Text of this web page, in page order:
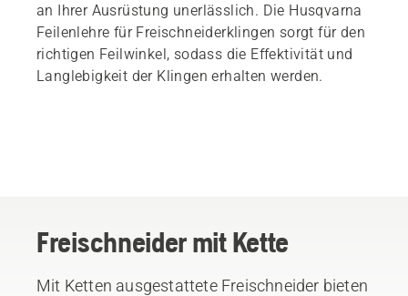
an Ihrer Ausrüstung unerlässlich. Die Husqvarna
Feilenlehre für Freischneiderklingen sorgt für den
richtigen Feilwinkel, sodass die Effektivität und
Langlebigkeit der Klingen erhalten werden.
Freischneider mit Kette
Mit Ketten ausgestattete Freischneider bieten